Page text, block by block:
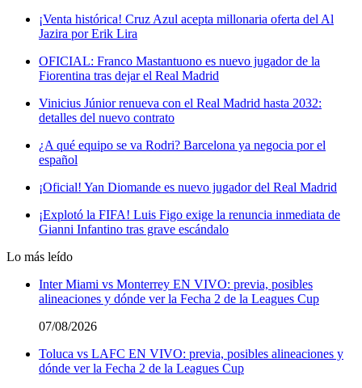
¡Venta histórica! Cruz Azul acepta millonaria oferta del Al
Jazira por Erik Lira
OFICIAL: Franco Mastantuono es nuevo jugador de la
Fiorentina tras dejar el Real Madrid
Vinicius Júnior renueva con el Real Madrid hasta 2032:
detalles del nuevo contrato
¿A qué equipo se va Rodri? Barcelona ya negocia por el
español
¡Oficial! Yan Diomande es nuevo jugador del Real Madrid
¡Explotó la FIFA! Luis Figo exige la renuncia inmediata de
Gianni Infantino tras grave escándalo
Lo más leído
Inter Miami vs Monterrey EN VIVO: previa, posibles
alineaciones y dónde ver la Fecha 2 de la Leagues Cup
07/08/2026
Toluca vs LAFC EN VIVO: previa, posibles alineaciones y
dónde ver la Fecha 2 de la Leagues Cup